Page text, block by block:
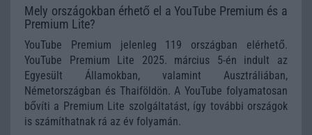
Mely országokban érhető el a YouTube Premium és a
Premium Lite?
YouTube Premium jelenleg 119 országban elérhető.
YouTube Premium Lite 2025. március 5-én indult az
Egyesült Államokban, valamint Ausztráliában,
Németországban és Thaiföldön. A YouTube folyamatosan
bővíti a Premium Lite szolgáltatást, így további országok
is számíthatnak rá az év folyamán.